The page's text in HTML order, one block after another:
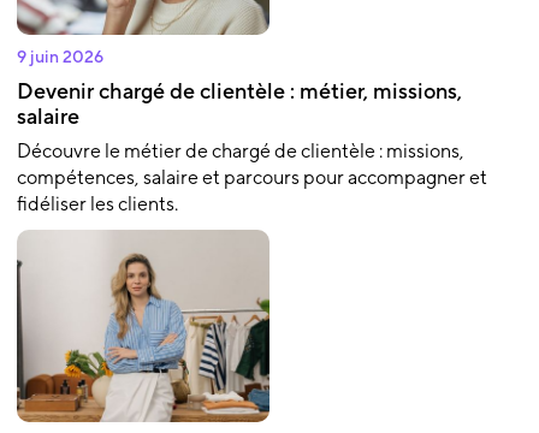
9 juin 2026
Devenir chargé de clientèle : métier, missions,
salaire
Découvre le métier de chargé de clientèle : missions,
compétences, salaire et parcours pour accompagner et
fidéliser les clients.